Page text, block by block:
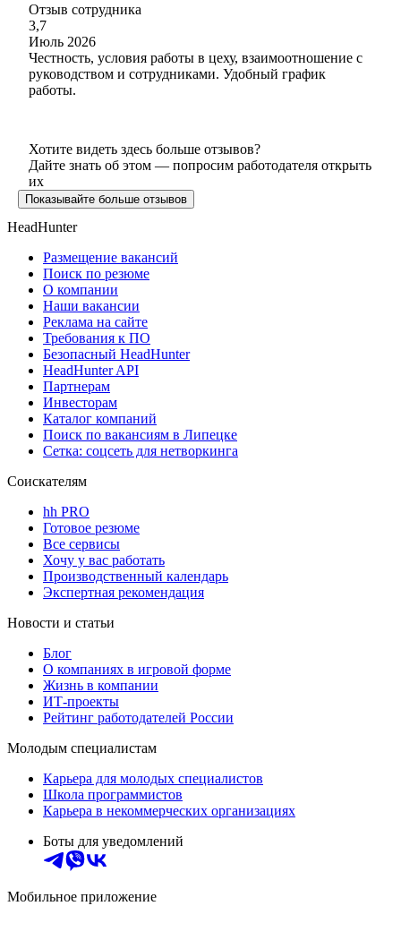
Отзыв сотрудника
3,7
Июль 2026
Честность, условия работы в цеху, взаимоотношение с
руководством и сотрудниками. Удобный график
работы.
Хотите видеть здесь больше отзывов?
Дайте знать об этом — попросим работодателя открыть
их
Показывайте больше отзывов
HeadHunter
Размещение вакансий
Поиск по резюме
О компании
Наши вакансии
Реклама на сайте
Требования к ПО
Безопасный HeadHunter
HeadHunter API
Партнерам
Инвесторам
Каталог компаний
Поиск по вакансиям в Липецке
Сетка: соцсеть для нетворкинга
Соискателям
hh PRO
Готовое резюме
Все сервисы
Хочу у вас работать
Производственный календарь
Экспертная рекомендация
Новости и статьи
Блог
О компаниях в игровой форме
Жизнь в компании
ИТ-проекты
Рейтинг работодателей России
Молодым специалистам
Карьера для молодых специалистов
Школа программистов
Карьера в некоммерческих организациях
Боты для уведомлений
Мобильное приложение